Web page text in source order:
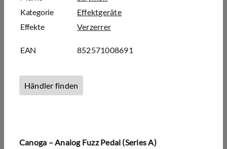
Kategorie
Effektgeräte
Effekte
Verzerrer
EAN 852571008691
Händler finden
Canoga – Analog Fuzz Pedal (Series A)